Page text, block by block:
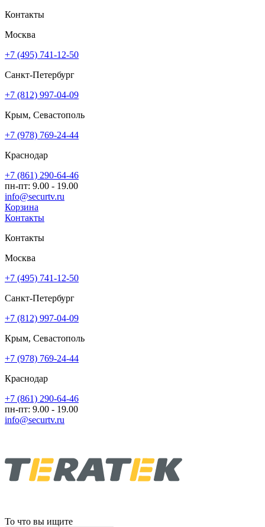
Контакты
Москва
+7 (495) 741-12-50
Санкт-Петербург
+7 (812) 997-04-09
Крым, Севастополь
+7 (978) 769-24-44
Краснодар
+7 (861) 290-64-46
пн-пт: 9.00 - 19.00
info@securtv.ru
Корзина
Контакты
Контакты
Москва
+7 (495) 741-12-50
Санкт-Петербург
+7 (812) 997-04-09
Крым, Севастополь
+7 (978) 769-24-44
Краснодар
+7 (861) 290-64-46
пн-пт: 9.00 - 19.00
info@securtv.ru
То что вы ищите